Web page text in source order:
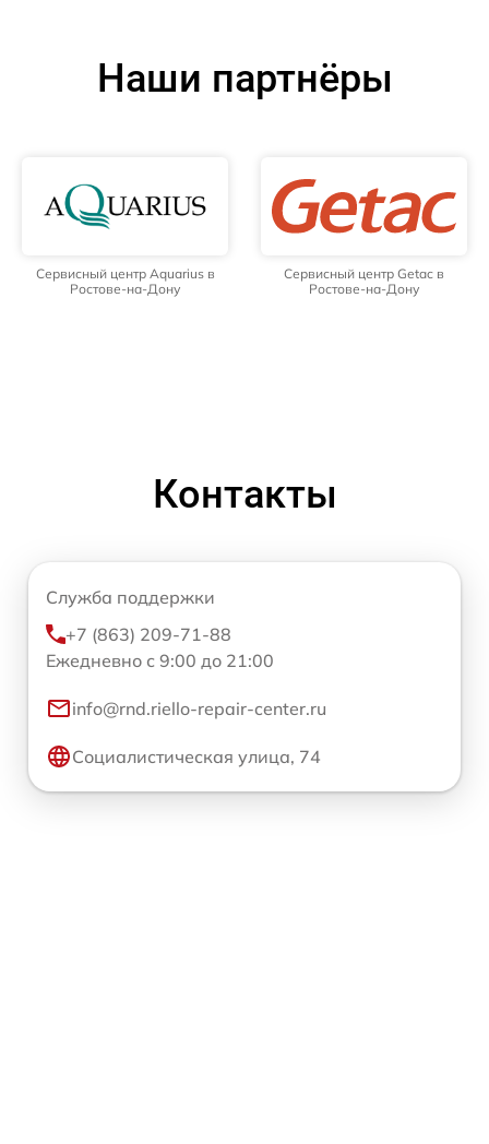
Наши партнёры
Сервисный центр Aquarius в
Ростове-на-Дону
Сервисный центр Getac в
Ростове-на-Дону
Контакты
Служба поддержки
+7 (863) 209-71-88
Ежедневно с 9:00 до 21:00
info@rnd.riello-repair-center.ru
Социалистическая улица, 74